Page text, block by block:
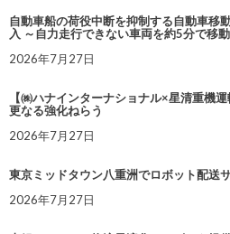
自動車船の荷役中断を抑制する自動車移
入 ～自力走行できない車両を約5分で移
2026年7月27日
【㈱ハナインターナショナル×星清重機
更なる強化ねらう
2026年7月27日
東京ミッドタウン八重洲でロボット配送
2026年7月27日